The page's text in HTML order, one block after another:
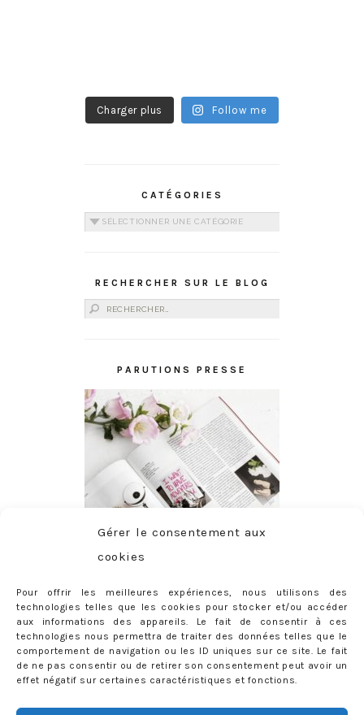
Gérer le consentement aux
cookies
Pour offrir les meilleures expériences, nous utilisons des
technologies telles que les cookies pour stocker et/ou accéder
aux informations des appareils. Le fait de consentir à ces
technologies nous permettra de traiter des données telles que le
comportement de navigation ou les ID uniques sur ce site. Le fait
de ne pas consentir ou de retirer son consentement peut avoir un
effet négatif sur certaines caractéristiques et fonctions.
Charger plus Follow me
CATÉGORIES
Catégories
RECHERCHER SUR LE BLOG
Rechercher :
PARUTIONS PRESSE
ABONNEMENT
Adresse